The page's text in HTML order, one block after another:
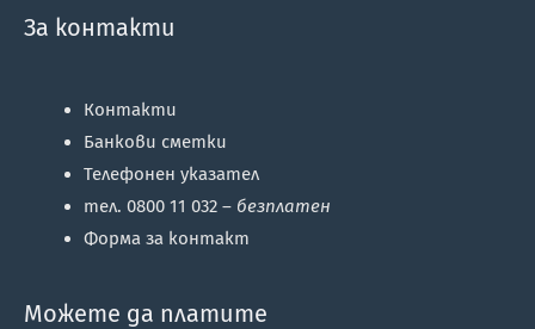
За контакти
Контакти
Банкови сметки
Телефонен указател
тел. 0800 11 032 – безплатен
Форма за контакт
Можете да платите